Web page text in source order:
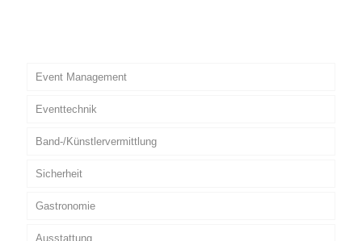
Event Management
Eventtechnik
Band-/Künstlervermittlung
Sicherheit
Gastronomie
Ausstattung